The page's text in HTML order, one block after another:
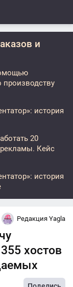
и
производству
история
20
Кейс
история
Редакция Yagla
хостов